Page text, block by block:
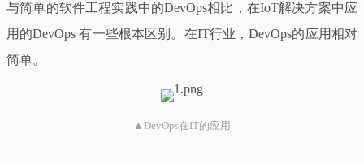
与简单的软件工程实践中的DevOps相比，在IoT解决方案中应
用的DevOps 有一些根本区别。在IT行业，DevOps的应用相对
简单。
▲DevOps在IT的应用